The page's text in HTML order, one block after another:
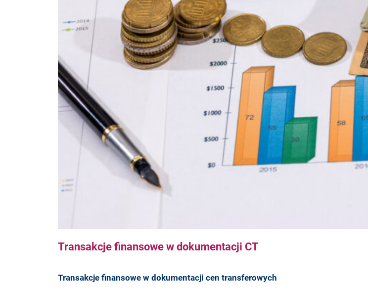
Transakcje finansowe w dokumentacji CT
Transakcje finansowe w dokumentacji cen transferowych